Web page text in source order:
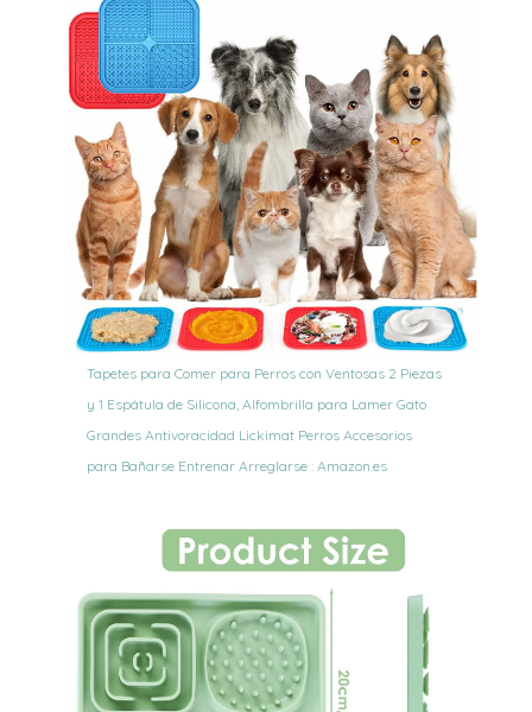
Tapetes para Comer para Perros con Ventosas 2 Piezas
y 1 Espátula de Silicona, Alfombrilla para Lamer Gato
Grandes Antivoracidad Lickimat Perros Accesorios
para Bañarse Entrenar Arreglarse : Amazon.es